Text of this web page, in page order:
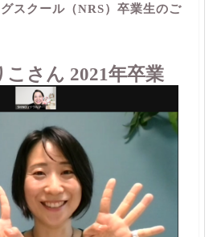
スクール（NRS）卒業生のご
さん 2021年卒業